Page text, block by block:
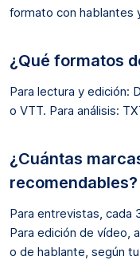
formato con hablantes
¿Qué formatos
Para lectura y edición:
o VTT. Para análisis:
¿Cuántas
recomendables?
Para entrevistas, cada
Para edición de vídeo,
o de hablante, según